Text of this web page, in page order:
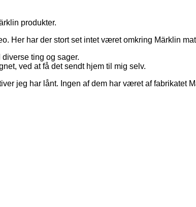
produkter.
Her har der stort set intet været omkring Märklin
ting og sager.
ved at få det sendt hjem til mig selv.
jeg har lånt. Ingen af dem har været af fabrikatet